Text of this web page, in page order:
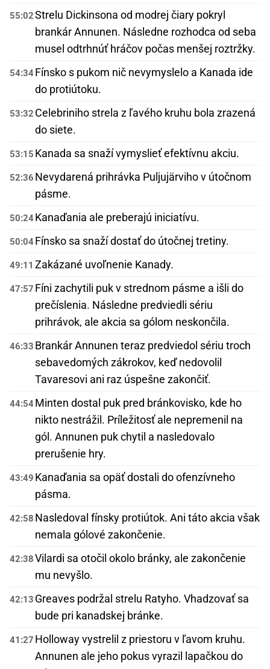
55:02Strelu Dickinsona od modrej čiary pokryl
brankár Annunen. Následne rozhodca od seba
musel odtrhnúť hráčov počas menšej roztržky.
54:34Fínsko s pukom nič nevymyslelo a Kanada ide
do protiútoku.
53:32 Celebriniho strela z ľavého kruhu bola zrazená
do siete.
53:15 Kanada sa snaží vymyslieť efektívnu akciu.
52:36 Nevydarená prihrávka Puljujärviho v útočnom
pásme.
50:24Kanaďania ale preberajú iniciatívu.
50:04Fínsko sa snaží dostať do útočnej tretiny.
49:11 Zakázané uvoľnenie Kanady.
47:57 Fíni zachytili puk v strednom pásme a išli do
prečíslenia. Následne predviedli sériu
prihrávok, ale akcia sa gólom neskončila.
46:33 Brankár Annunen teraz predviedol sériu troch
sebavedomých zákrokov, keď nedovolil
Tavaresovi ani raz úspešne zakončiť.
44:54Minten dostal puk pred bránkovisko, kde ho
nikto nestrážil. Príležitosť ale nepremenil na
gól. Annunen puk chytil a nasledovalo
prerušenie hry.
43:49 Kanaďania sa opäť dostali do ofenzívneho
pásma.
42:58 Nasledoval fínsky protiútok. Ani táto akcia však
nemala gólové zakončenie.
42:38Vilardi sa otočil okolo bránky, ale zakončenie
mu nevyšlo.
42:13 Greaves podržal strelu Ratyho. Vhadzovať sa
bude pri kanadskej bránke.
41:27 Holloway vystrelil z priestoru v ľavom kruhu.
Annunen ale jeho pokus vyrazil lapačkou do